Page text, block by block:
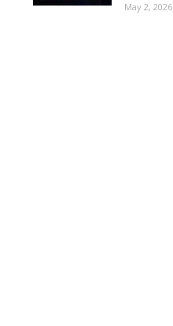
May 2, 2026